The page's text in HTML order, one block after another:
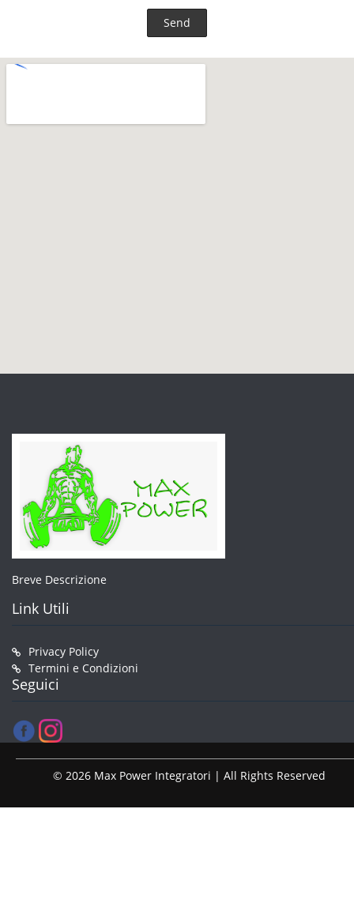
Breve Descrizione
Link Utili
Privacy Policy
Termini e Condizioni
Seguici
© 2026 Max Power Integratori | All Rights Reserved